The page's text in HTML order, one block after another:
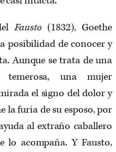
Fausto (1832), Goethe
posibilidad de conocer y
Aunque se trata de una
temerosa, una mujer
el signo del dolor y
la furia de su esposo, por
al extraño caballero
lo acompaña. Y Fausto,